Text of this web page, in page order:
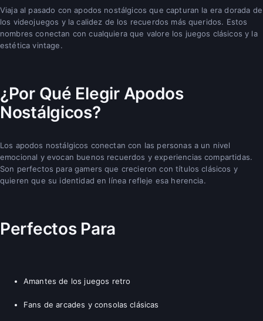
Viaja al pasado con apodos nostálgicos que capturan la era dorada de
los videojuegos y la calidez de los recuerdos más queridos. Estos
nombres conectan con cualquiera que valore los juegos clásicos y la
estética vintage.
¿Por Qué Elegir Apodos
Nostálgicos?
Los apodos nostálgicos conectan con las personas a un nivel
emocional y evocan buenos recuerdos y experiencias compartidas.
Son perfectos para gamers que crecieron con títulos clásicos y
quieren que su identidad en línea refleje esa herencia.
Perfectos Para
Amantes de los juegos retro
Fans de arcades y consolas clásicas